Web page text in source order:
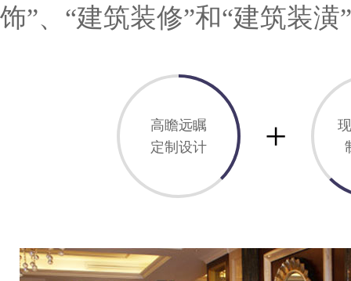
饰”、“建筑装修”和“建筑装潢
高瞻远瞩
定制设计
+